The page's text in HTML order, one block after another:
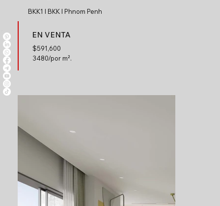
BKK1 l BKK l Phnom Penh
EN VENTA
$591,600
3480/por m².